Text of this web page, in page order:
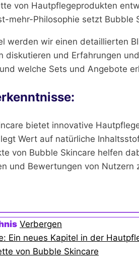
von Hautpflegeprodukten
mehr-Philosophie setzt
werden wir einen detaillierten
diskutieren und Erfahrungen
welche Sets und Angebote
bietet innovative
Wert auf natürliche
von Bubble Skincare helfen
und Bewertungen von
Verbergen
Ein neues Kapitel in der
von Bubble Skincare